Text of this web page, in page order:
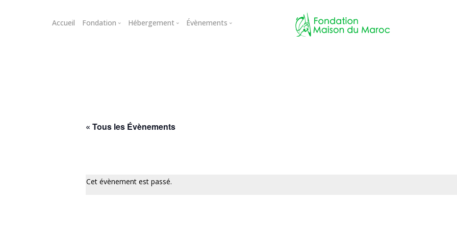
Accueil Fondation Hébergement Évènements
« Tous les Évènements
Cet évènement est passé.